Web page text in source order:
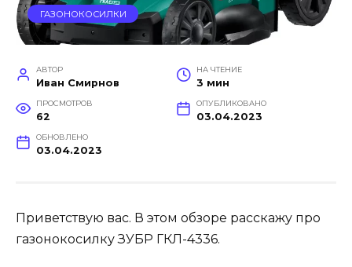
ГАЗОНОКОСИЛКИ
АВТОР
Иван Смирнов
НА ЧТЕНИЕ
3 мин
ПРОСМОТРОВ
62
ОПУБЛИКОВАНО
03.04.2023
ОБНОВЛЕНО
03.04.2023
Приветствую вас. В этом обзоре расскажу про
газонокосилку ЗУБР ГКЛ-4336.